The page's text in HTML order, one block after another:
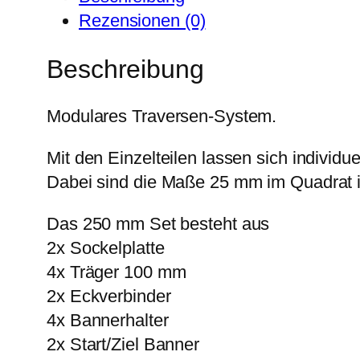
Rezensionen (0)
Beschreibung
Modulares Traversen-System.
Mit den Einzelteilen lassen sich
Dabei sind die Maße 25 mm im Quadrat
Das 250 mm Set besteht aus
2x Sockelplatte
4x Träger 100 mm
2x Eckverbinder
4x Bannerhalter
2x Start/Ziel Banner